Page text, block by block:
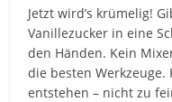
Jetzt wird’s krümelig!
Vanillezucker in eine
den Händen. Kein
die besten Werkzeuge.
entstehen – nicht zu